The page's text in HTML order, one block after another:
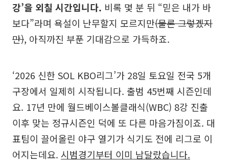
강’을 외칠 시간입니다. 비록 몇 분 뒤 “믿은 내가 바
보다”라며 욕설이 난무할지 모르지만(물론 그렇겠지
만), 아직까진 부푼 기대감으로 가득하죠.
‘2026 신한 SOL KBO리그’가 28일 토요일 전국 5개
구장에서 일제히 시작됩니다. 출범 45번째 시즌인데
요. 17년 만에 월드베이스볼클래식(WBC) 8강 진출
이후 맞는 정규시즌인 덕에 또 다른 마음가짐이죠. 대
표팀이 끌어올린 야구 열기가 식기도 전에 리그로 이
어지는데요. 시범경기부터 이미 남달랐습니다.